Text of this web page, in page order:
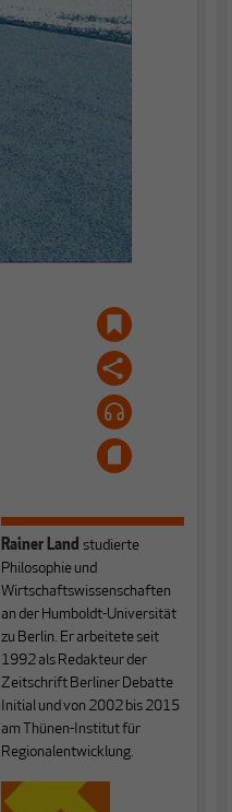
Rainer Land studierte
Philosophie und
Wirtschaftswissenschaften
an der Humboldt-Universität
zu Berlin. Er arbeitete seit
1992 als Redakteur der
Zeitschrift Berliner Debatte
Initial und von 2002 bis 2015
am Thünen-Institut für
Regionalentwicklung.